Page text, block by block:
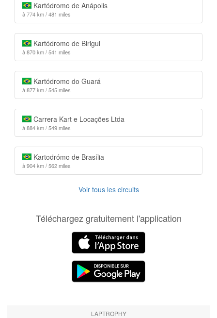
Kartódromo de Anápolis
à 774 km / 481 miles
Kartódromo de Birigui
à 870 km / 541 miles
Kartódromo do Guará
à 877 km / 545 miles
Carrera Kart e Locações Ltda
à 884 km / 549 miles
Kartodrómo de Brasília
à 904 km / 562 miles
Voir tous les circuits
Téléchargez gratuitement l'application
LAPTROPHY